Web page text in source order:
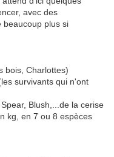
avec des
beaucoup plus si
bois, Charlottes)
survivants qui n'ont
Blush,...de la cerise
kg, en 7 ou 8 espèces